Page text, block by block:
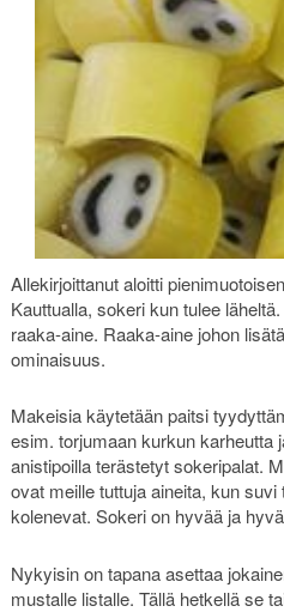
Allekirjoittanut aloitti
Kauttualla, sokeri kun tulee
raaka-aine. Raaka-aine johon
ominaisuus.
Makeisia käytetään paitsi
esim. torjumaan kurkun karheutta
anistipoilla terästetyt sokeripalat.
ovat meille tuttuja aineita, kun
kolenevat. Sokeri on hyvää ja
Nykyisin on tapana asettaa
mustalle listalle. Tällä hetkellä se